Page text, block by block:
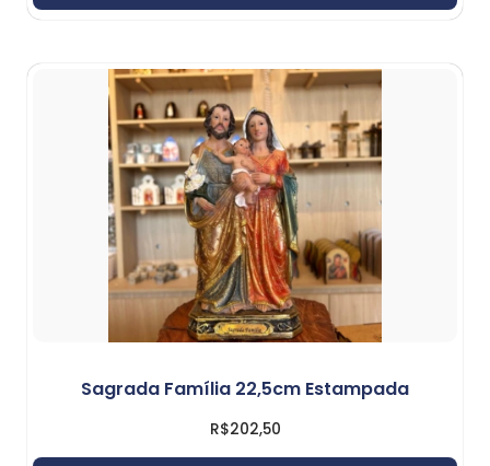
Sagrada Família 22,5cm Estampada
R$202,50